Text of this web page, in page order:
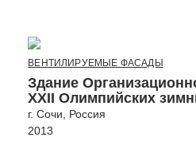
ВЕНТИЛИРУЕМЫЕ ФАСАДЫ
Здание
ХХII Олимпийских
г. Сочи, Россия
2013